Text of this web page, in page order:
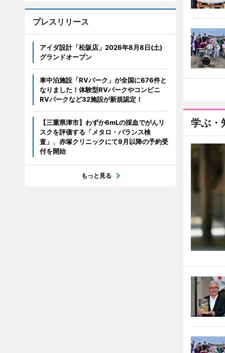
学ぶ・
プレスリリース
アイダ設計「松阪店」2026年8月8日(土)
グランドオープン
車中泊施設「RVパーク」が全国に676件と
なりました！体験型RVパークやコンビニ
RVパークなど32施設が新規認定！
【三重県津市】わずか6mLの採血でがんリ
スクを評価する「メタロ・バランス検
査」、赤塚クリニックにて9月以降の予約受
付を開始
もっと見る